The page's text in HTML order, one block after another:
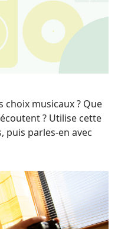
choix musicaux ? Que
? Utilise cette
parles-en avec